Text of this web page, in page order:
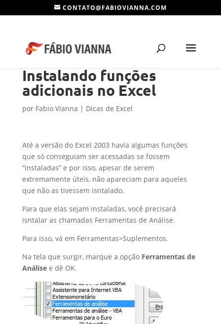
CONTATO@FABIOVIANNA.COM
Instalando funções
adicionais no Excel
por Fabio Vianna | Dicas de Excel
Até a versão do Excel 2003 havia algumas funções
que só conseguiam ser acessadas se fossem
“instaladas” e por isso, apesar de serem
extremamente úteis, não apareciam para aqueles
que não as tivessem isntalado.
Para que elas sejam instaladas, você precisará
isntalar as chamadas Ferramentas de Análise.
Para isso, vá em Ferramentas>Suplementos.
Na tela que surgir, marque a opção Ferramentas de
Análisee dê OK.